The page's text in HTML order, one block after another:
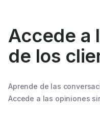
Accede a
de los
Aprende de las
Accede a las opiniones